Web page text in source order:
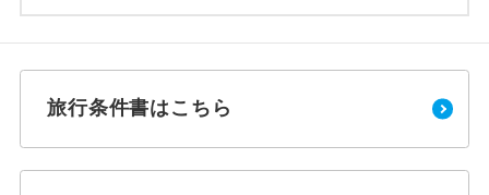
旅行条件書はこちら